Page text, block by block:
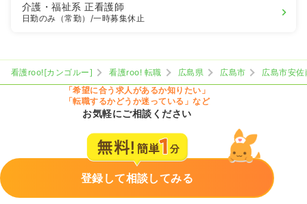
介護・福祉系正看護師
日勤のみ（常勤） /一時募集休止
看護roo![カンゴルー] 看護roo! 転職 広島県 広島市
広島市安佐
「希望に合う求人があるか知りたい」
「転職するかどうか迷っている」など
お気軽にご相談ください
登録して相談してみる